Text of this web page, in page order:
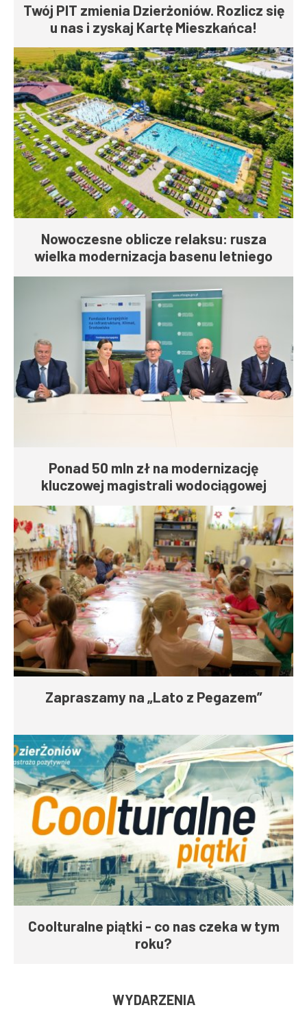
Twój PIT zmienia Dzierżoniów. Rozlicz się
u nas i zyskaj Kartę Mieszkańca!
Nowoczesne oblicze relaksu: rusza
wielka modernizacja basenu letniego
Ponad 50 mln zł na modernizację
kluczowej magistrali wodociągowej
Zapraszamy na „Lato z Pegazem”
Coolturalne piątki - co nas czeka w tym
roku?
WYDARZENIA